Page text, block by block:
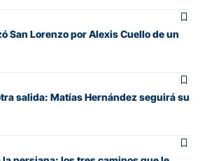
San Lorenzo por Alexis Cuello de un
salida: Matías Hernández seguirá su